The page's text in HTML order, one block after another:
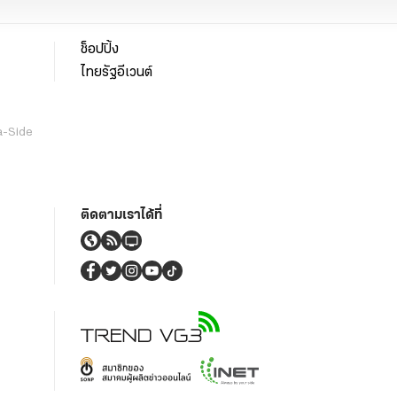
Side
ช็อปปิ้ง
ไทยรัฐอีเวนต์
ติดตามเราได้ที่